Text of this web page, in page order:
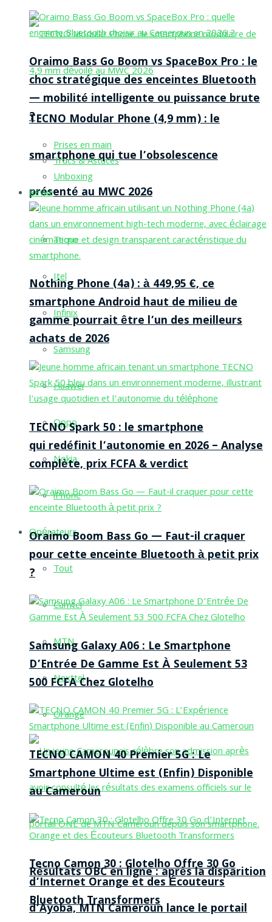
TECNO Modular Phone (4,9 mm) : le
smartphone qui tue l’obsolescence
présenté au MWC 2026
Tecno
Itel
Infinix
Samsung
Huawei
Oppo
Nokia
iPhone
Opérateurs
Tout
Camtel
MTN
Nexttel
Orange
Résultats OBC en ligne : après la disparition
d’Ayoba, MTN Cameroun lance le portail
Oraimo Bass Go Boom vs SpaceBox Pro : le
choc stratégique des enceintes Bluetooth
— mobilité intelligente ou puissance brute
?
Prises en main
Trucs & Astuces
Unboxing
Revue
Nothing Phone (4a) : à 449,95 €, ce
smartphone Android haut de milieu de
gamme pourrait être l’un des meilleurs
achats de 2026
TECNO Spark 50 : le smartphone
qui redéfinit l’autonomie en 2026 – Analyse
complète, prix FCFA & verdict
Oraimo Boom Bass Go — Faut-il craquer
pour cette enceinte Bluetooth à petit prix
?
Samsung Galaxy A06 : Le Smartphone
D’Entrée De Gamme Est À Seulement 53
500 FCFA Chez Glotelho
TECNO CAMON 40 Premier 5G : Le
Smartphone Ultime est (Enfin) Disponible
au Cameroun
Tecno Camon 30 : Glotelho Offre 30 Go
d’Internet Orange et des Écouteurs
Bluetooth Transformers